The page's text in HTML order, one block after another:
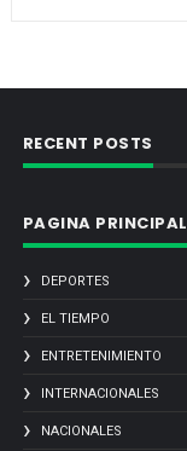
RECENT POSTS
PAGINA PRINCIPAL
DEPORTES
EL TIEMPO
ENTRETENIMIENTO
INTERNACIONALES
NACIONALES